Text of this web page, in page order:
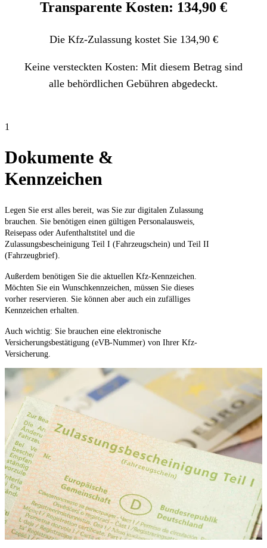
Transparente Kosten: 134,90 €
Die Kfz-Zulassung kostet Sie 134,90 €
Keine versteckten Kosten: Mit diesem Betrag sind
alle behördlichen Gebühren abgedeckt.
1
Dokumente &
Kennzeichen
Legen Sie erst alles bereit, was Sie zur digitalen Zulassung
brauchen. Sie benötigen einen gültigen Personalausweis,
Reisepass oder Aufenthaltstitel und die
Zulassungsbescheinigung Teil I (Fahrzeugschein) und Teil II
(Fahrzeugbrief).
Außerdem benötigen Sie die aktuellen Kfz-Kennzeichen.
Möchten Sie ein Wunschkennzeichen, müssen Sie dieses
vorher reservieren. Sie können aber auch ein zufälliges
Kennzeichen erhalten.
Auch wichtig: Sie brauchen eine elektronische
Versicherungsbestätigung (eVB-Nummer) von Ihrer Kfz-
Versicherung.